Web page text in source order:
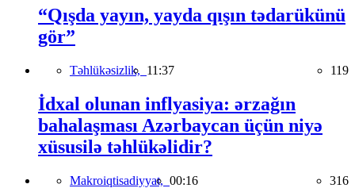
“Qışda yayın, yayda qışın tədarükünü
gör”
Təhlükəsizlik, 11:37 119
İdxal olunan inflyasiya: ərzağın
bahalaşması Azərbaycan üçün niyə
xüsusilə təhlükəlidir?
Makroiqtisadiyyat, 00:16 316